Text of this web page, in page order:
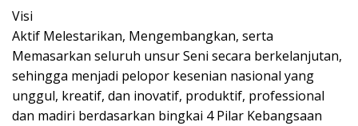
Visi
Aktif Melestarikan, Mengembangkan, serta
Memasarkan seluruh unsur Seni secara berkelanjutan,
sehingga menjadi pelopor kesenian nasional yang
unggul, kreatif, dan inovatif, produktif, professional
dan madiri berdasarkan bingkai 4 Pilar Kebangsaan